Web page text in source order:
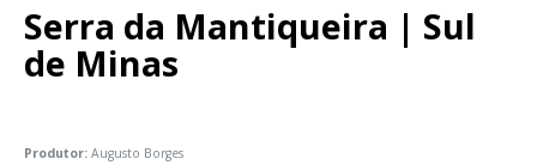
Serra da Mantiqueira | Sul
de Minas
Produtor: Augusto Borges